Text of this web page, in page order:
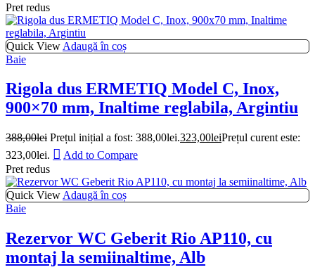
Pret redus
Quick View Adaugă în coș
Baie
Rigola dus ERMETIQ Model C, Inox,
900×70 mm, Inaltime reglabila, Argintiu
388,00lei Prețul inițial a fost: 388,00lei.323,00leiPrețul curent este:
323,00lei.
Add to Compare
Pret redus
Quick View Adaugă în coș
Baie
Rezervor WC Geberit Rio AP110, cu
montaj la semiinaltime, Alb